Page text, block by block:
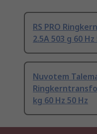
RS PRO
2.5A 503 g 60 Hz
Nuvotem
kg 60 Hz 50 Hz